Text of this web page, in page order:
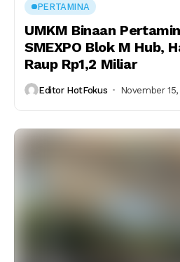
PERTAMINA
UMKM Binaan
SMEXPO Blok M Hub,
Raup Rp1,2 Miliar
Editor HotFokus November